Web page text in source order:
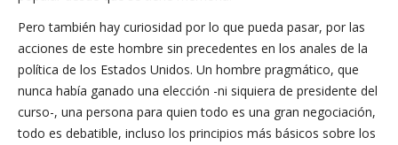
Pero también hay curiosidad por lo que pueda pasar, por las
acciones de este hombre sin precedentes en los anales de la
política de los Estados Unidos. Un hombre pragmático, que
nunca había ganado una elección -ni siquiera de presidente del
curso-, una persona para quien todo es una gran negociación,
todo es debatible, incluso los principios más básicos sobre los